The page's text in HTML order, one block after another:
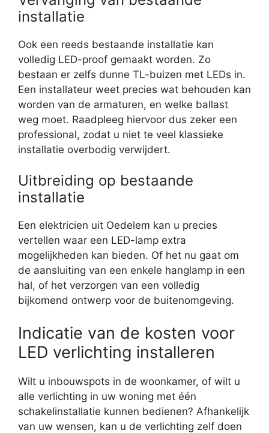
installatie
Ook een reeds bestaande installatie kan
volledig LED-proof gemaakt worden. Zo
bestaan er zelfs dunne TL-buizen met LEDs in.
Een installateur weet precies wat behouden kan
worden van de armaturen, en welke ballast
weg moet. Raadpleeg hiervoor dus zeker een
professional, zodat u niet te veel klassieke
installatie overbodig verwijdert.
Uitbreiding op bestaande
installatie
Een elektricien uit Oedelem kan u precies
vertellen waar een LED-lamp extra
mogelijkheden kan bieden. Of het nu gaat om
de aansluiting van een enkele hanglamp in een
hal, of het verzorgen van een volledig
bijkomend ontwerp voor de buitenomgeving.
Indicatie van de kosten voor
LED verlichting installeren
Wilt u inbouwspots in de woonkamer, of wilt u
alle verlichting in uw woning met één
schakelinstallatie kunnen bedienen? Afhankelijk
van uw wensen, kan u de verlichting zelf doen